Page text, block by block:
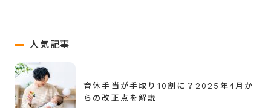
人気記事
育休手当が手取り10割に？2025年4月か
らの改正点を解説